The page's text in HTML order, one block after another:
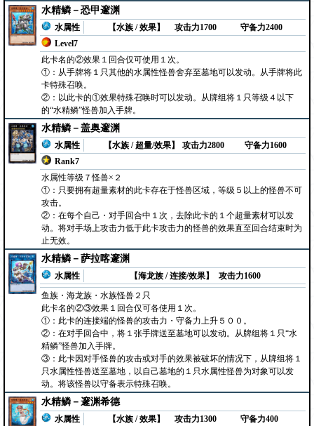
水精鳞－恐甲邃渊
水属性
【水族 / 效果】
Level7
攻击力1700 守备力2400
此卡名的②效果１回合仅可使用１次。
①：从手牌将１只其他的水属性怪兽舍弃至墓地可以发动。从手牌将此
卡特殊召唤。
②：以此卡的①效果特殊召唤时可以发动。从牌组将１只等级４以下
的“水精鳞”怪兽加入手牌。
水精鳞－盖奥邃渊
水属性
【水族 / 超量/效果】
Rank7
攻击力2800 守备力1600
水属性等级７怪兽×２
①：只要拥有超量素材的此卡存在于怪兽区域，等级５以上的怪兽不可
攻击。
②：在每个自己・对手回合中１次，去除此卡的１个超量素材可以发
动。将对手场上攻击力低于此卡攻击力的怪兽的效果直至回合结束时为
止无效。
水精鳞－萨拉喀邃渊
水属性 【海龙族 / 连接/效果】
攻击力1600
鱼族・海龙族・水族怪兽２只
此卡名的②③效果１回合仅可各使用１次。
①：此卡的连接端的怪兽的攻击力・守备力上升５００。
②：在对手回合中，将１张手牌送至墓地可以发动。从牌组将１只“水
精鳞”怪兽加入手牌。
③：此卡因对手怪兽的攻击或对手的效果被破坏的情况下，从牌组将１
只水属性怪兽送至墓地，以自己墓地的１只水属性怪兽为对象可以发
动。将该怪兽以守备表示特殊召唤。
水精鳞－邃渊希德
水属性
【水族 / 效果】
攻击力1300 守备力400